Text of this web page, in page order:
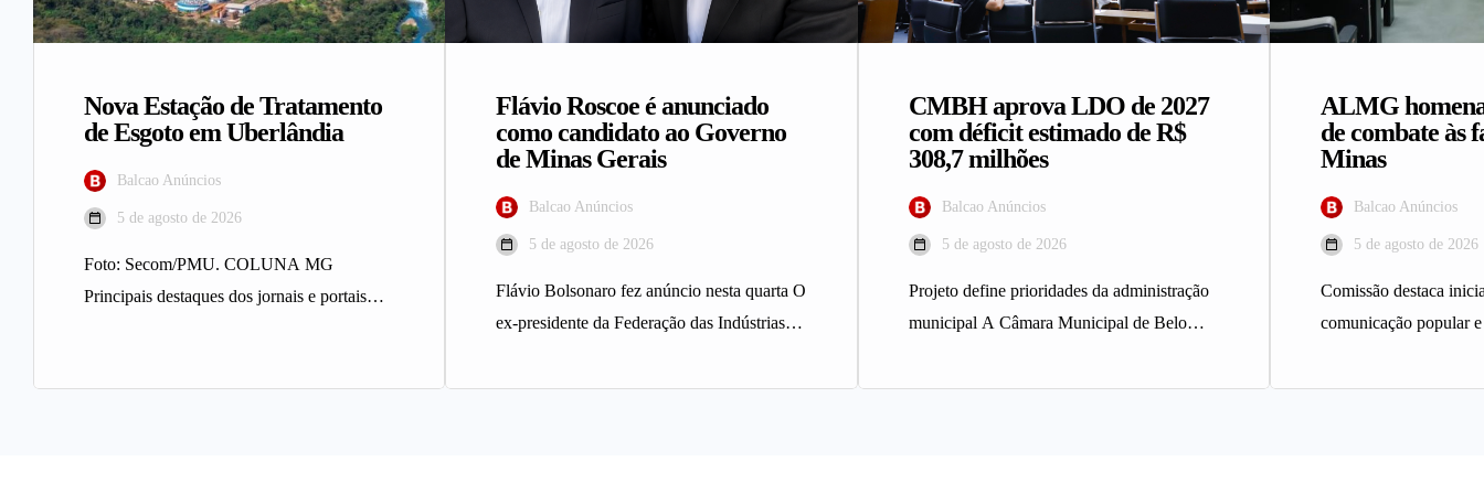
Nova Estação de Tratamento
de Esgoto em Uberlândia
Balcao Anúncios
5 de agosto de 2026
Foto: Secom/PMU. COLUNA MG
Principais destaques dos jornais e portais
Flávio Roscoe é anunciado
como candidato ao Governo
de Minas Gerais
Balcao Anúncios
5 de agosto de 2026
Flávio Bolsonaro fez anúncio nesta quarta O
ex-presidente da Federação das Indústrias
CMBH aprova LDO de 2027
com déficit estimado de R$
308,7 milhões
Balcao Anúncios
5 de agosto de 2026
Projeto define prioridades da administração
municipal A Câmara Municipal de Belo
Projeto…
ALMG
de combate às
Minas
Balcao Anúncios
5 de agosto de 2026
Comissão destaca
comunicação popular
Assembleia